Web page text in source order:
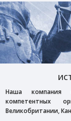
Наша компания
компетентных
Великобритании,